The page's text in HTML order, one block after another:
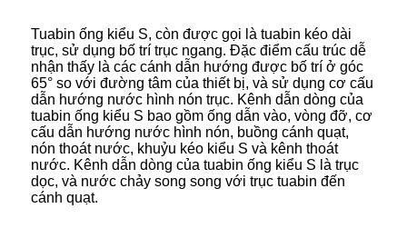
Tuabin ống kiểu S, còn được gọi là tuabin kéo dài
trục, sử dụng bố trí trục ngang. Đặc điểm cấu trúc dễ
nhận thấy là các cánh dẫn hướng được bố trí ở góc
65° so với đường tâm của thiết bị, và sử dụng cơ cấu
dẫn hướng nước hình nón trục. Kênh dẫn dòng của
tuabin ống kiểu S bao gồm ống dẫn vào, vòng đỡ, cơ
cấu dẫn hướng nước hình nón, buồng cánh quạt,
nón thoát nước, khuỷu kéo kiểu S và kênh thoát
nước. Kênh dẫn dòng của tuabin ống kiểu S là trục
dọc, và nước chảy song song với trục tuabin đến
cánh quạt.